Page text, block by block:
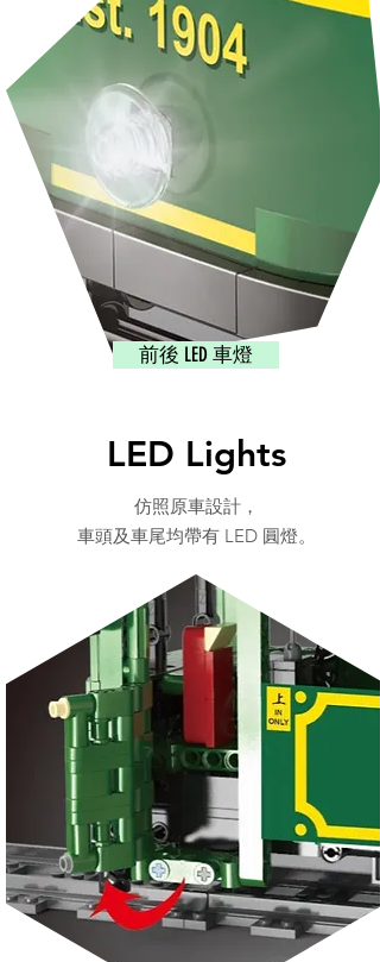
前後 LED 車燈
LED Lights
仿照原車設計，
車頭及車尾均帶有 LED 圓燈。